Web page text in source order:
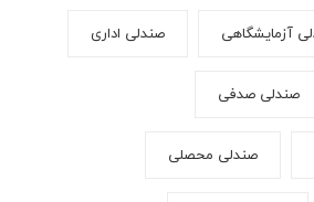
آزمایشگاهی صندلی اداری
صندلی صدفی
صندلی محصلی